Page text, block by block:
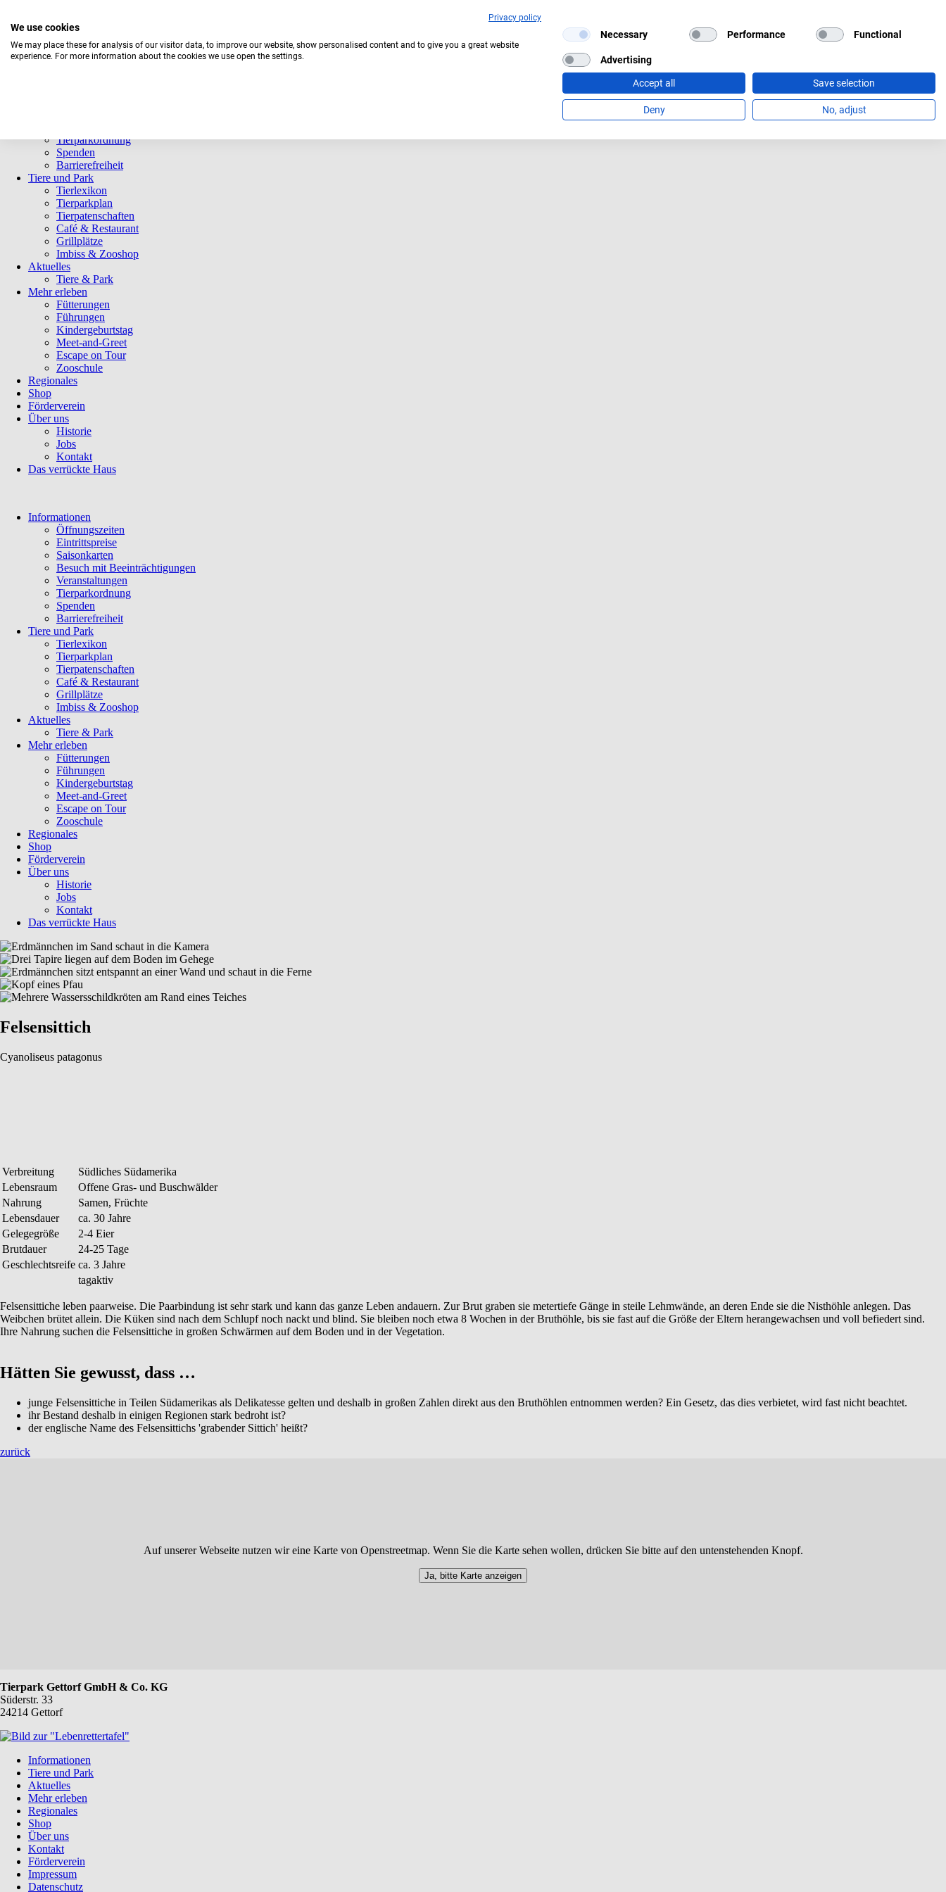
Klarer Himmel
Navigation
Tierparkordnung
Spenden
Barrierefreiheit
Tiere und Park
Tierlexikon
Tierparkplan
Tierpatenschaften
Café & Restaurant
Grillplätze
Imbiss & Zooshop
Aktuelles
Tiere & Park
Mehr erleben
Fütterungen
Führungen
Kindergeburtstag
Meet-and-Greet
Escape on Tour
Zooschule
Regionales
Shop
Förderverein
Über uns
Historie
Jobs
Kontakt
Das verrückte Haus
Navigation
überspringen
Informationen
Öffnungszeiten
Eintrittspreise
Saisonkarten
Besuch mit Beeinträchtigungen
Veranstaltungen
Tierparkordnung
Spenden
Barrierefreiheit
Tiere und Park
Tierlexikon
Tierparkplan
Tierpatenschaften
Café & Restaurant
Grillplätze
Imbiss & Zooshop
Aktuelles
Tiere & Park
Mehr erleben
Fütterungen
Führungen
Kindergeburtstag
Meet-and-Greet
Escape on Tour
Zooschule
Regionales
Shop
Förderverein
Über uns
Historie
Jobs
Kontakt
Das verrückte Haus
Felsensittich
Cyanoliseus patagonus
Verbreitung
Südliches Südamerika
Lebensraum
Offene Gras- und Buschwälder
Nahrung
Samen, Früchte
Lebensdauer
ca. 30 Jahre
Gelegegröße
2-4 Eier
Brutdauer
24-25 Tage
Geschlechtsreife ca. 3 Jahre
tagaktiv
Felsensittiche leben paarweise. Die Paarbindung ist sehr stark und kann das ganze Leben andauern. Zur Brut graben sie metertiefe Gänge in steile Lehmwände, an deren Ende sie die Nisthöhle anlegen. Das
Weibchen brütet allein. Die Küken sind nach dem Schlupf noch nackt und blind. Sie bleiben noch etwa 8 Wochen in der Bruthöhle, bis sie fast auf die Größe der Eltern herangewachsen und voll befiedert sind.
Ihre Nahrung suchen die Felsensittiche in großen Schwärmen auf dem Boden und in der Vegetation.
Hätten Sie gewusst, dass …
junge Felsensittiche in Teilen Südamerikas als Delikatesse gelten und deshalb in großen Zahlen direkt aus den Bruthöhlen entnommen werden? Ein Gesetz, das dies verbietet, wird fast nicht beachtet.
ihr Bestand deshalb in einigen Regionen stark bedroht ist?
der englische Name des Felsensittichs 'grabender Sittich' heißt?
zurück
Auf unserer Webseite nutzen wir eine Karte von Openstreetmap. Wenn Sie die Karte sehen wollen, drücken Sie bitte auf den untenstehenden Knopf.
Ja, bitte Karte anzeigen
Tierpark Gettorf GmbH & Co. KG
Süderstr. 33
24214 Gettorf
Navigation
überspringen
Informationen
Tiere und Park
Aktuelles
Mehr erleben
Regionales
Shop
Über uns
Kontakt
Förderverein
Impressum
Datenschutz
Privacy policy
We use cookies
We may place these for analysis of our visitor data, to improve our website, show personalised content and to give you a great website
experience. For more information about the cookies we use open the settings.
Necessary Performance Functional
Advertising
Accept all Save selection
Deny No, adjust